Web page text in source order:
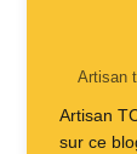
Artisan
Artisan
sur ce